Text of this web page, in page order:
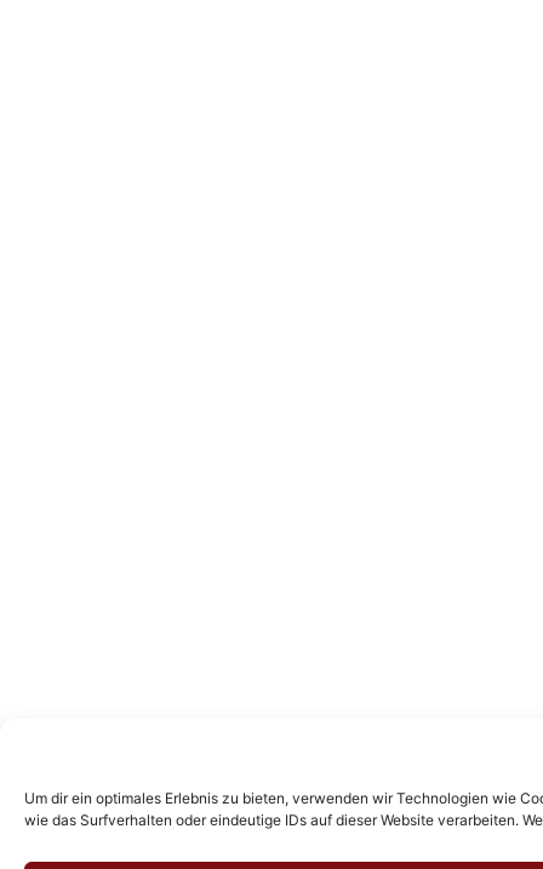
Um dir ein optimales Erlebnis zu bieten, verwenden wir Technologien wie
wie das Surfverhalten oder eindeutige IDs auf dieser Website verarbeiten.